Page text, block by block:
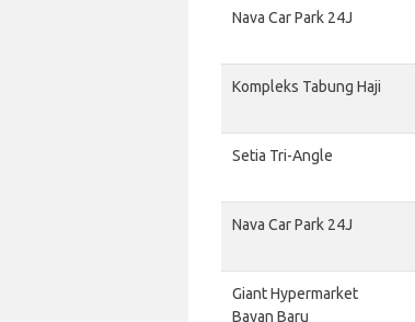
Nava Car Park 24J
Kompleks Tabung Haji
Setia Tri-Angle
Nava Car Park 24J
Giant Hypermarket
Bayan Baru